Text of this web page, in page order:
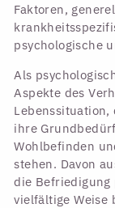
Faktoren,
psychologische
Als
Aspekte des
ihre
Wohlbefinden
stehen. Davon
die Befriedigung
vielfältige Weise